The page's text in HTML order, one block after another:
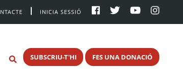
INICIA SESSIÓ
SUBSCRIU-T'HI FES UNA DONACIÓ